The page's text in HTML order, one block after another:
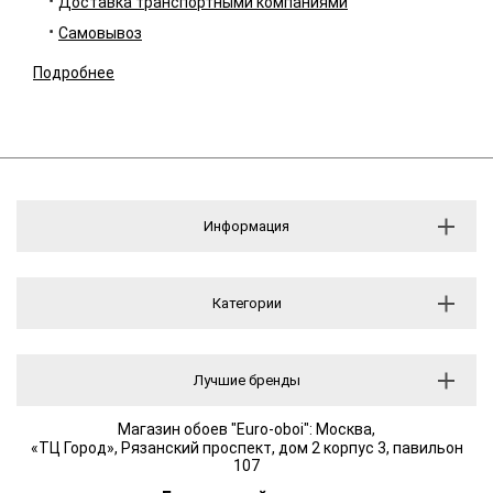
Самовывоз
Подробнее
Информация
Категории
Лучшие бренды
Магазин обоев "Euro-oboi": Москва,
«ТЦ Город», Рязанский проспект, дом 2 корпус 3, павильон
107